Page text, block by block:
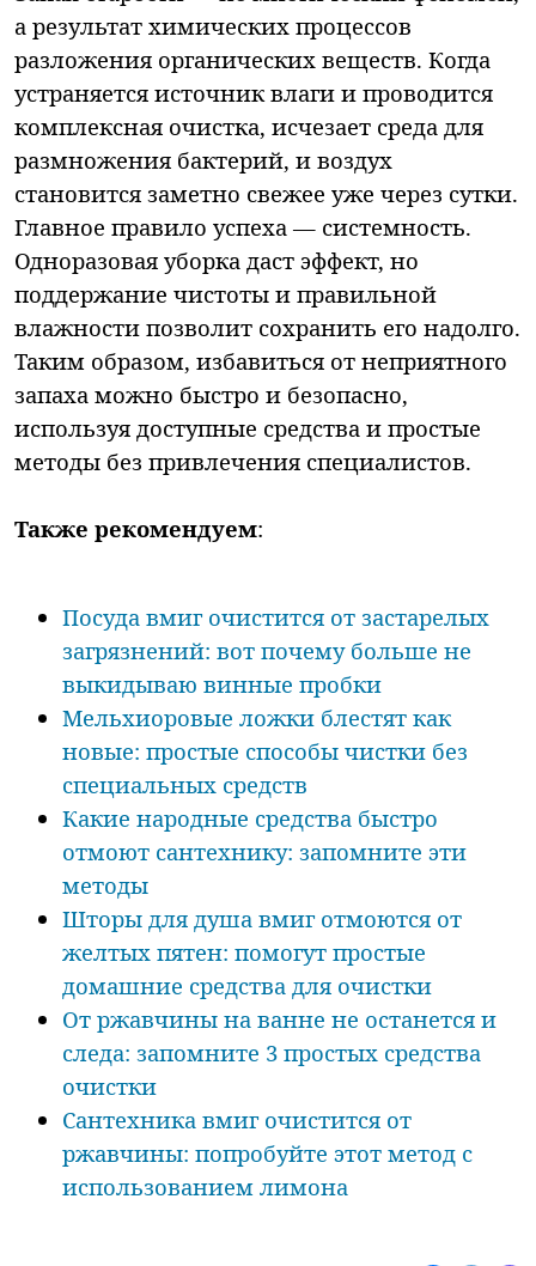
а результат химических процессов
разложения органических веществ. Когда
устраняется источник влаги и проводится
комплексная очистка, исчезает среда для
размножения бактерий, и воздух
становится заметно свежее уже через сутки.
Главное правило успеха — системность.
Одноразовая уборка даст эффект, но
поддержание чистоты и правильной
влажности позволит сохранить его надолго.
Таким образом, избавиться от неприятного
запаха можно быстро и безопасно,
используя доступные средства и простые
методы без привлечения специалистов.
Также рекомендуем:
Посуда вмиг очистится от застарелых
загрязнений: вот почему больше не
выкидываю винные пробки
Мельхиоровые ложки блестят как
новые: простые способы чистки без
специальных средств
Какие народные средства быстро
отмоют сантехнику: запомните эти
методы
Шторы для душа вмиг отмоются от
желтых пятен: помогут простые
домашние средства для очистки
От ржавчины на ванне не останется и
следа: запомните 3 простых средства
очистки
Сантехника вмиг очистится от
ржавчины: попробуйте этот метод с
использованием лимона